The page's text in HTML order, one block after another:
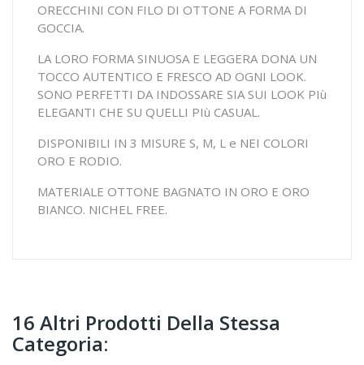
ORECCHINI CON FILO DI OTTONE A FORMA DI
GOCCIA.
LA LORO FORMA SINUOSA E LEGGERA DONA UN
TOCCO AUTENTICO E FRESCO AD OGNI LOOK.
SONO PERFETTI DA INDOSSARE SIA SUI LOOK PIù
ELEGANTI CHE SU QUELLI PIù CASUAL.
DISPONIBILI IN 3 MISURE S, M, L e NEI COLORI
ORO E RODIO.
MATERIALE OTTONE BAGNATO IN ORO E ORO
BIANCO. NICHEL FREE.
16 Altri Prodotti Della Stessa
Categoria: